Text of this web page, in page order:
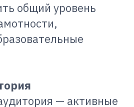
общий уровень
— активные